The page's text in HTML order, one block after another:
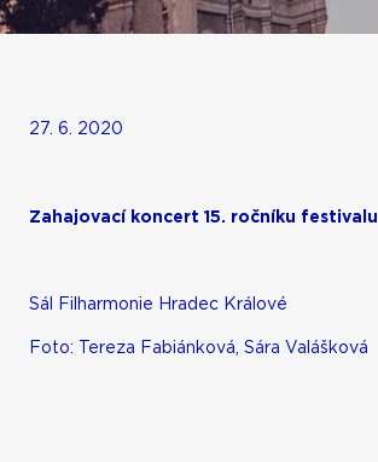
27. 6. 2020
Zahajovací koncert 15. ročníku festivalu
Sál Filharmonie Hradec Králové
Foto: Tereza Fabiánková, Sára Valášková